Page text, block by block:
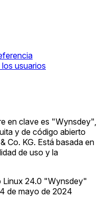
usuarios
en clave es "Wynsdey",
y de código abierto
Co. KG. Está basada en
de uso y la
Linux 24.0 "Wynsdey"
de mayo de 2024